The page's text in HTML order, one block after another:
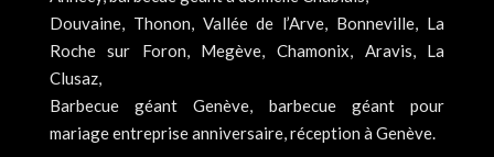
Douvaine, Thonon, Vallée de l’Arve, Bonneville, La
Roche sur Foron, Megève, Chamonix, Aravis, La
Clusaz,
Barbecue géant Genève, barbecue géant pour
mariage entreprise anniversaire, réception à Genève.